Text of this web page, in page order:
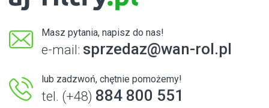
Masz pytania, napisz do nas!
e-mail: sprzedaz@wan-rol.pl
lub zadzwoń, chętnie pomożemy!
tel. (+48) 884 800 551